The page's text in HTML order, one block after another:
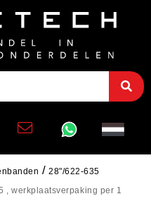
28"/622-635
, werkplaatsverpaking per 1